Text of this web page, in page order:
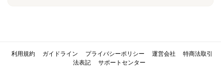
利用規約 ガイドライン プライバシーポリシー 運営会社
特商法取引
法表記
サポートセンター